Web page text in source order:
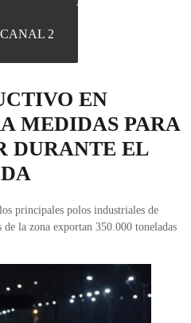
CANAL 2
EN
MEDIDAS PARA
DURANTE EL
principales polos industriales de
de la zona exportan 350.000 toneladas